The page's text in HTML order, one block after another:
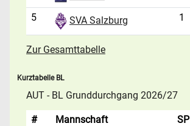
5
SVA Salzburg 1
Zur Gesamttabelle
Kurztabelle BL
AUT - BL Grunddurchgang 2026/27
# Mannschaft SP